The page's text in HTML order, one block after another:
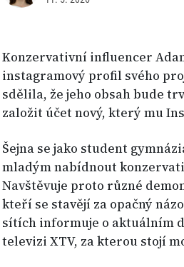
Konzervativní influencer
instagramový profil svého
sdělila, že jeho obsah bude
založit účet nový, který mu
Šejna se jako student
mladým nabídnout
Navštěvuje proto různé
kteří se stavějí za opačný
sítích informuje o aktuálním
televizi XTV, za kterou stojí